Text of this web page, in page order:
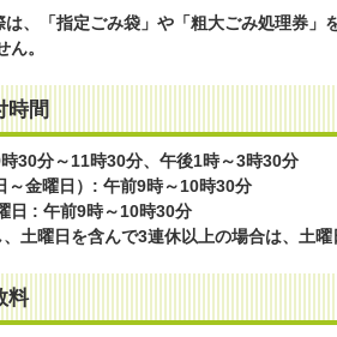
、「指定ごみ袋」や「粗大ごみ処理券」
。
時間
30分～11時30分、午後1時～3時30分
～金曜日）: 午前9時～10時30分
日 : 午前9時～10時30分
土曜日を含んで3連休以上の場合は、土曜
料